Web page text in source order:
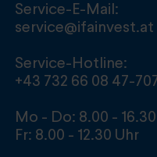
Service-E-Mail:
service@ifainvest.at
Service-Hotline:
+43 732 66 08 47-
Mo - Do: 8.00 -
Fr: 8.00 - 12.30 Uhr